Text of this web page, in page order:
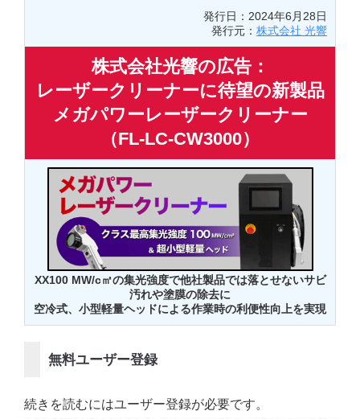
発行日：2024年6月28日
発行元： 株式会社 光響
株式会社光響の広告：
レーザークリーナーに待望の新製品
メガパワーレーザークリーナー
（FL-LC-CW3000）
XX100 MW/c㎡の集光強度で他社製品では落とせないサビ
汚れや塗膜の除去に
空冷式、小型軽量ヘッドによる作業時の利便性向上を実現
無料ユーザー登録
続きを読むにはユーザー登録が必要です。